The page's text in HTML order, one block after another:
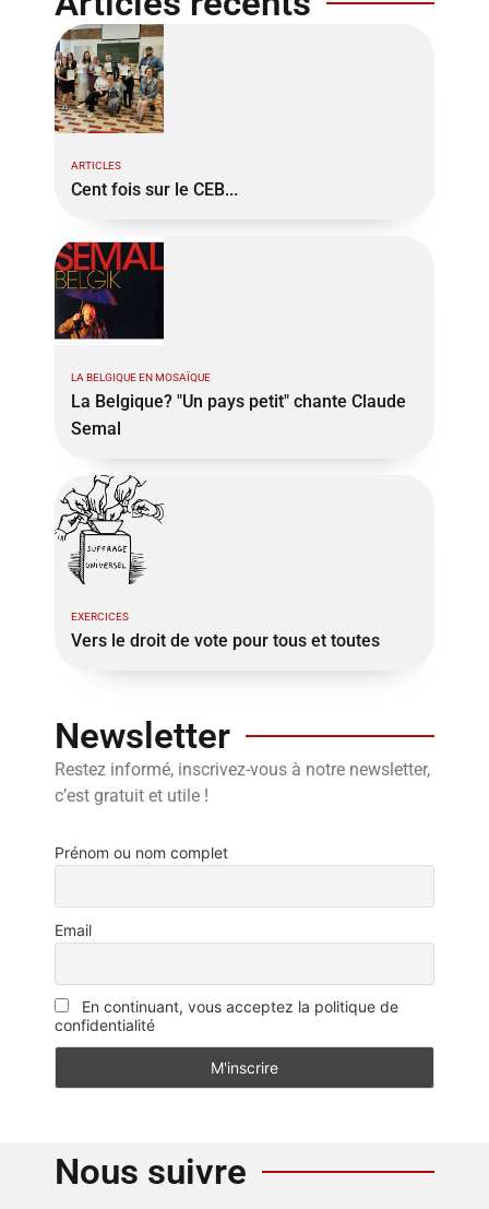
ARTICLES
Cent fois sur le CEB...
LA BELGIQUE EN MOSAÏQUE
La Belgique? "Un pays petit" chante Claude
Semal
EXERCICES
Vers le droit de vote pour tous et toutes
Newsletter
Restez informé, inscrivez-vous à notre newsletter,
c’est gratuit et utile !
Prénom ou nom complet
Email
En continuant, vous acceptez la politique de
confidentialité
Nous suivre